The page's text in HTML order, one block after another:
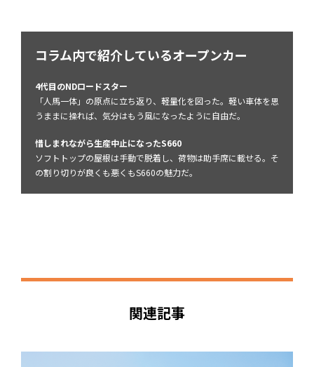
コラム内で紹介しているオープンカー
4代目のNDロードスター
「人馬一体」の原点に立ち返り、軽量化を図った。軽い車体を思
うままに操れば、気分はもう風になったように自由だ。
惜しまれながら生産中止になったS660
ソフトトップの屋根は手動で脱着し、荷物は助手席に載せる。そ
の割り切りが良くも悪くもS660の魅力だ。
関連記事